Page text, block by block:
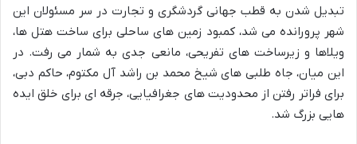
تبدیل شدن به قطب جهانی گردشگری و تجارت در سر مسئولان این
شهر پرورانده می شد، کمبود زمین های ساحلی برای ساخت هتل ها،
ویلاها و زیرساخت های تفریحی، مانعی جدی به شمار می رفت. در
این میان، جاه طلبی های شیخ محمد بن راشد آل مکتوم، حاکم دبی،
برای فراتر رفتن از محدودیت های جغرافیایی، جرقه ای برای خلق ایده
هایی بزرگ شد.